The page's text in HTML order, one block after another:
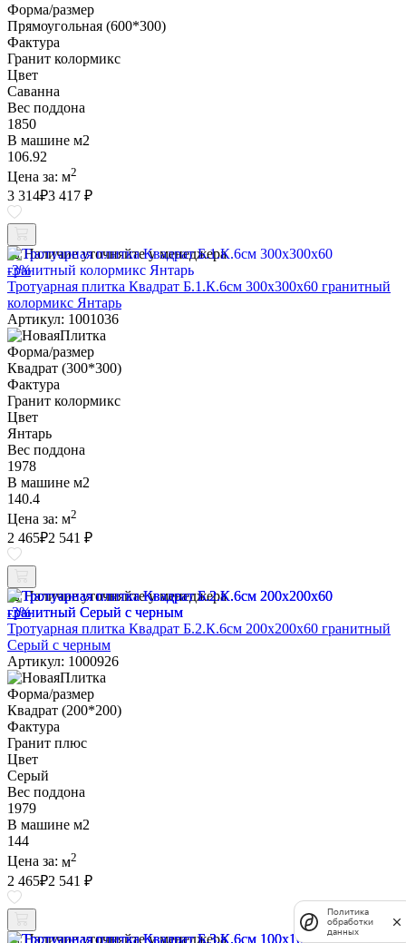
Форма/размер
Прямоугольная (600*300)
Фактура
Гранит колормикс
Цвет
Саванна
Вес поддона
1850
В машине м2
106.92
Цена за: м2
3 314₽3 417 ₽
Наличие уточняйте у менеджера
-3%
Тротуарная плитка Квадрат Б.1.К.6см 300х300х60 гранитный
колормикс Янтарь
Артикул: 1001036
Форма/размер
Квадрат (300*300)
Фактура
Гранит колормикс
Цвет
Янтарь
Вес поддона
1978
В машине м2
140.4
Цена за: м2
2 465₽2 541 ₽
Наличие уточняйте у менеджера
-3%
Тротуарная плитка Квадрат Б.2.К.6см 200х200х60 гранитный
Серый с черным
Артикул: 1000926
Форма/размер
Квадрат (200*200)
Фактура
Гранит плюс
Цвет
Серый
Вес поддона
1979
В машине м2
144
Цена за: м2
2 465₽2 541 ₽
Наличие уточняйте у менеджера
Политика
обработки
данных